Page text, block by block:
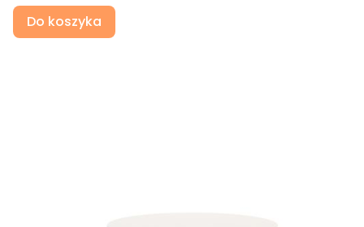
Do koszyka